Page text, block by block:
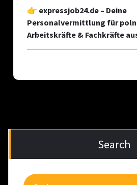
👉 expressjob24.de – Deine
Personalvermittlung für
Arbeitskräfte & Fachkräfte
Search
Suchen